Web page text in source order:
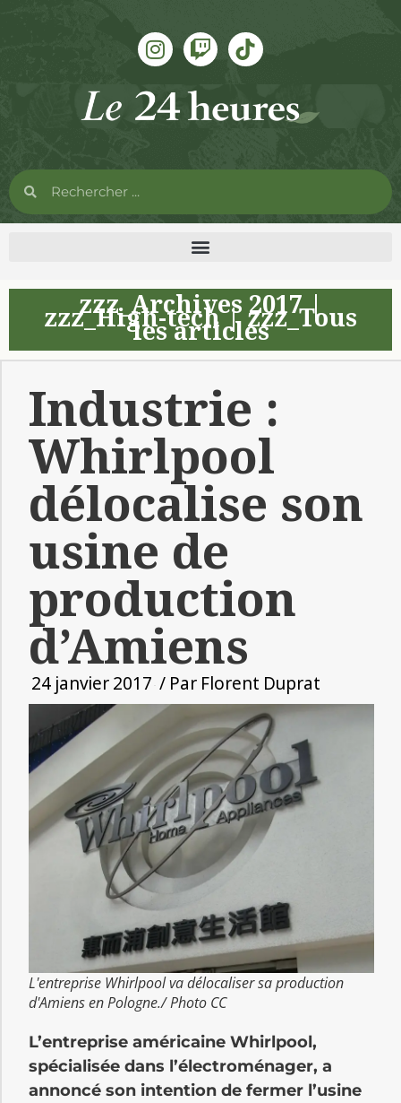
zzz_Archives 2017|
zzz_High-tech| zzz_Tous
les articles
Industrie :
Whirlpool
délocalise son
usine de
production
d’Amiens
24 janvier 2017 / Par Florent Duprat
L'entreprise Whirlpool va délocaliser sa production
d'Amiens en Pologne./ Photo CC
L’entreprise américaine Whirlpool,
spécialisée dans l’électroménager, a
annoncé son intention de fermer l’usine